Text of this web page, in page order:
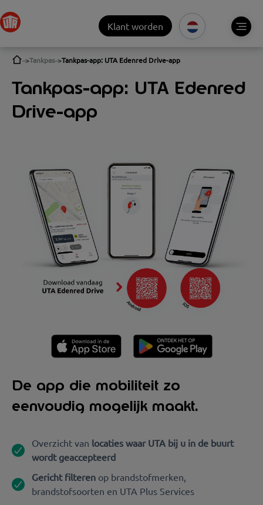
Klant worden
Tankpas Tankpas-app: UTA Edenred Drive-app
Tankpas-app: UTA Edenred
Drive-app
De app die mobiliteit zo
eenvoudig mogelijk maakt.
Overzicht van locaties waar UTA bij u in de buurt
wordt geaccepteerd
Gericht filteren op brandstofmerken,
brandstofsoorten en UTA Plus Services